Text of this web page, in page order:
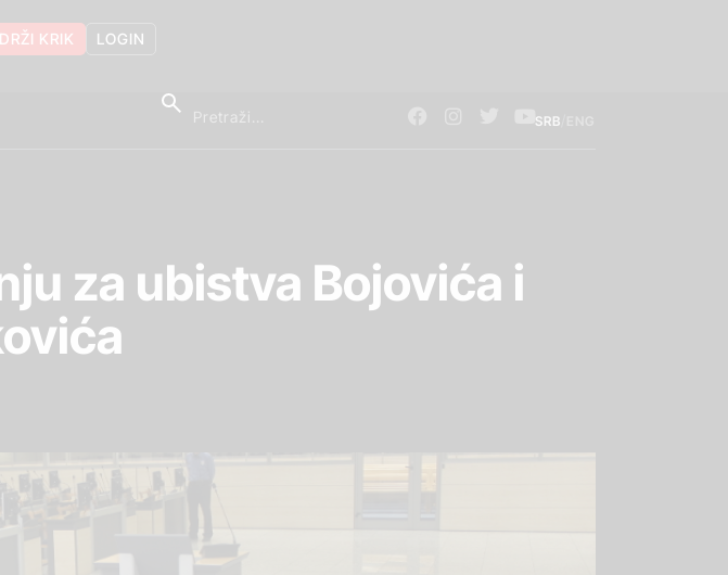
LOGIN
KRIK
SRB
za ubistva Bojovića i